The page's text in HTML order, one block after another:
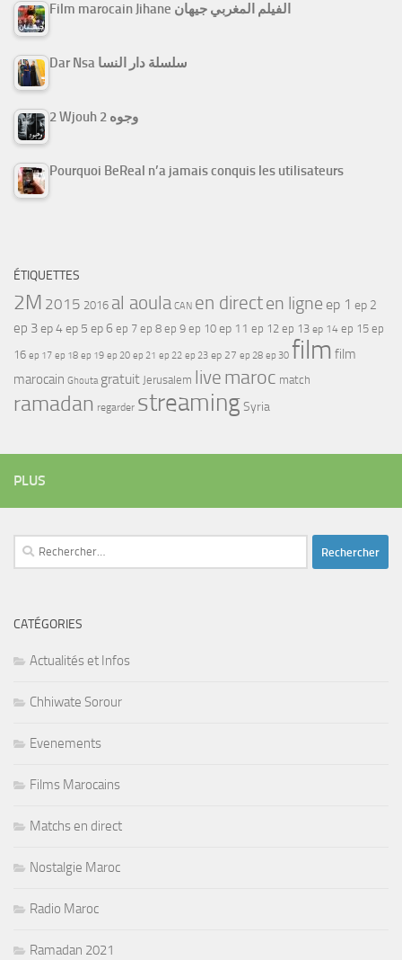
Film marocain Jihane الفيلم المغربي جيهان
Dar Nsa سلسلة دار النسا
2 Wjouh 2 وجوه
Pourquoi BeReal n’a jamais conquis les utilisateurs
ÉTIQUETTES
2M 2015 2016 al aoula CAN en directen ligne ep 1 ep 2
ep 3ep 4ep 5 ep 6 ep 7 ep 8 ep 9 ep 10 ep 11 ep 12 ep 13 ep 14 ep 15 ep
16 ep 17 ep 18 ep 19 ep 20 ep 21 ep 22 ep 23 ep 27 ep 28 ep 30 film film
marocain Ghouta gratuit Jerusalem live maroc match
ramadan regarder streamingSyria
PLUS
Rechercher :
CATÉGORIES
Actualités et Infos
Chhiwate Sorour
Evenements
Films Marocains
Matchs en direct
Nostalgie Maroc
Radio Maroc
Ramadan 2021